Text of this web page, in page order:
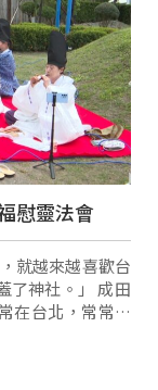
慰靈法會
就越來越喜歡台
社。」 成田
在台北，常常會
可以紀念、供奉